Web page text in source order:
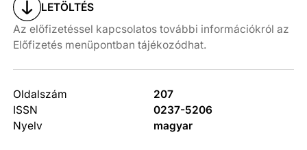
LETÖLTÉS
Az előfizetéssel kapcsolatos további információkról az
Előfizetés menüpontban tájékozódhat.
Oldalszám
207
ISSN
0237-5206
Nyelv
magyar